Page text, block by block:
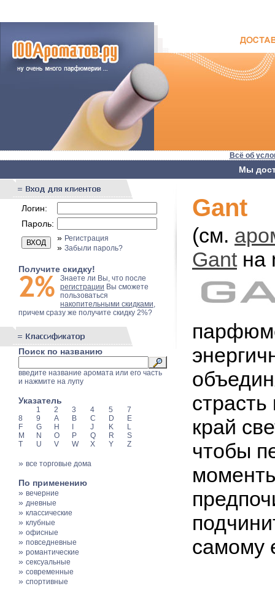
Всё об
Мы
Логин:
Пароль:
» Регистрация
» Забыли пароль?
Получите скидку!
Знаете ли Вы, что после
регистрации Вы сможете
пользоваться
накопительными скидками,
причем сразу же получите скидку 2%?
Поиск по названию
введите название аромата или его часть
и нажмите на лупу
Указатель
1 2 3 4 5
7
8
9 A B C D
E
F
G H J K
L
M
N O P Q R
S
T
U V W X Y Z
» все торговые дома
По применению
» вечерние
» дневные
» классические
» клубные
» офисные
» повседневные
» романтические
» сексуальные
» современные
» спортивные
Gant
(см.
Gantна
край
чтобы
самому